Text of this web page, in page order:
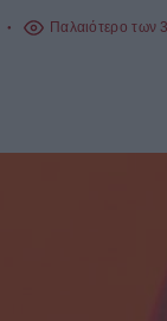
Παλαιότερο των